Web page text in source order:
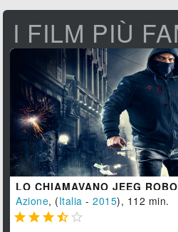
I FILM PIÙ
LO CHIAMAVANO JEEG
Azione, (Italia -2015), 112 min.
    